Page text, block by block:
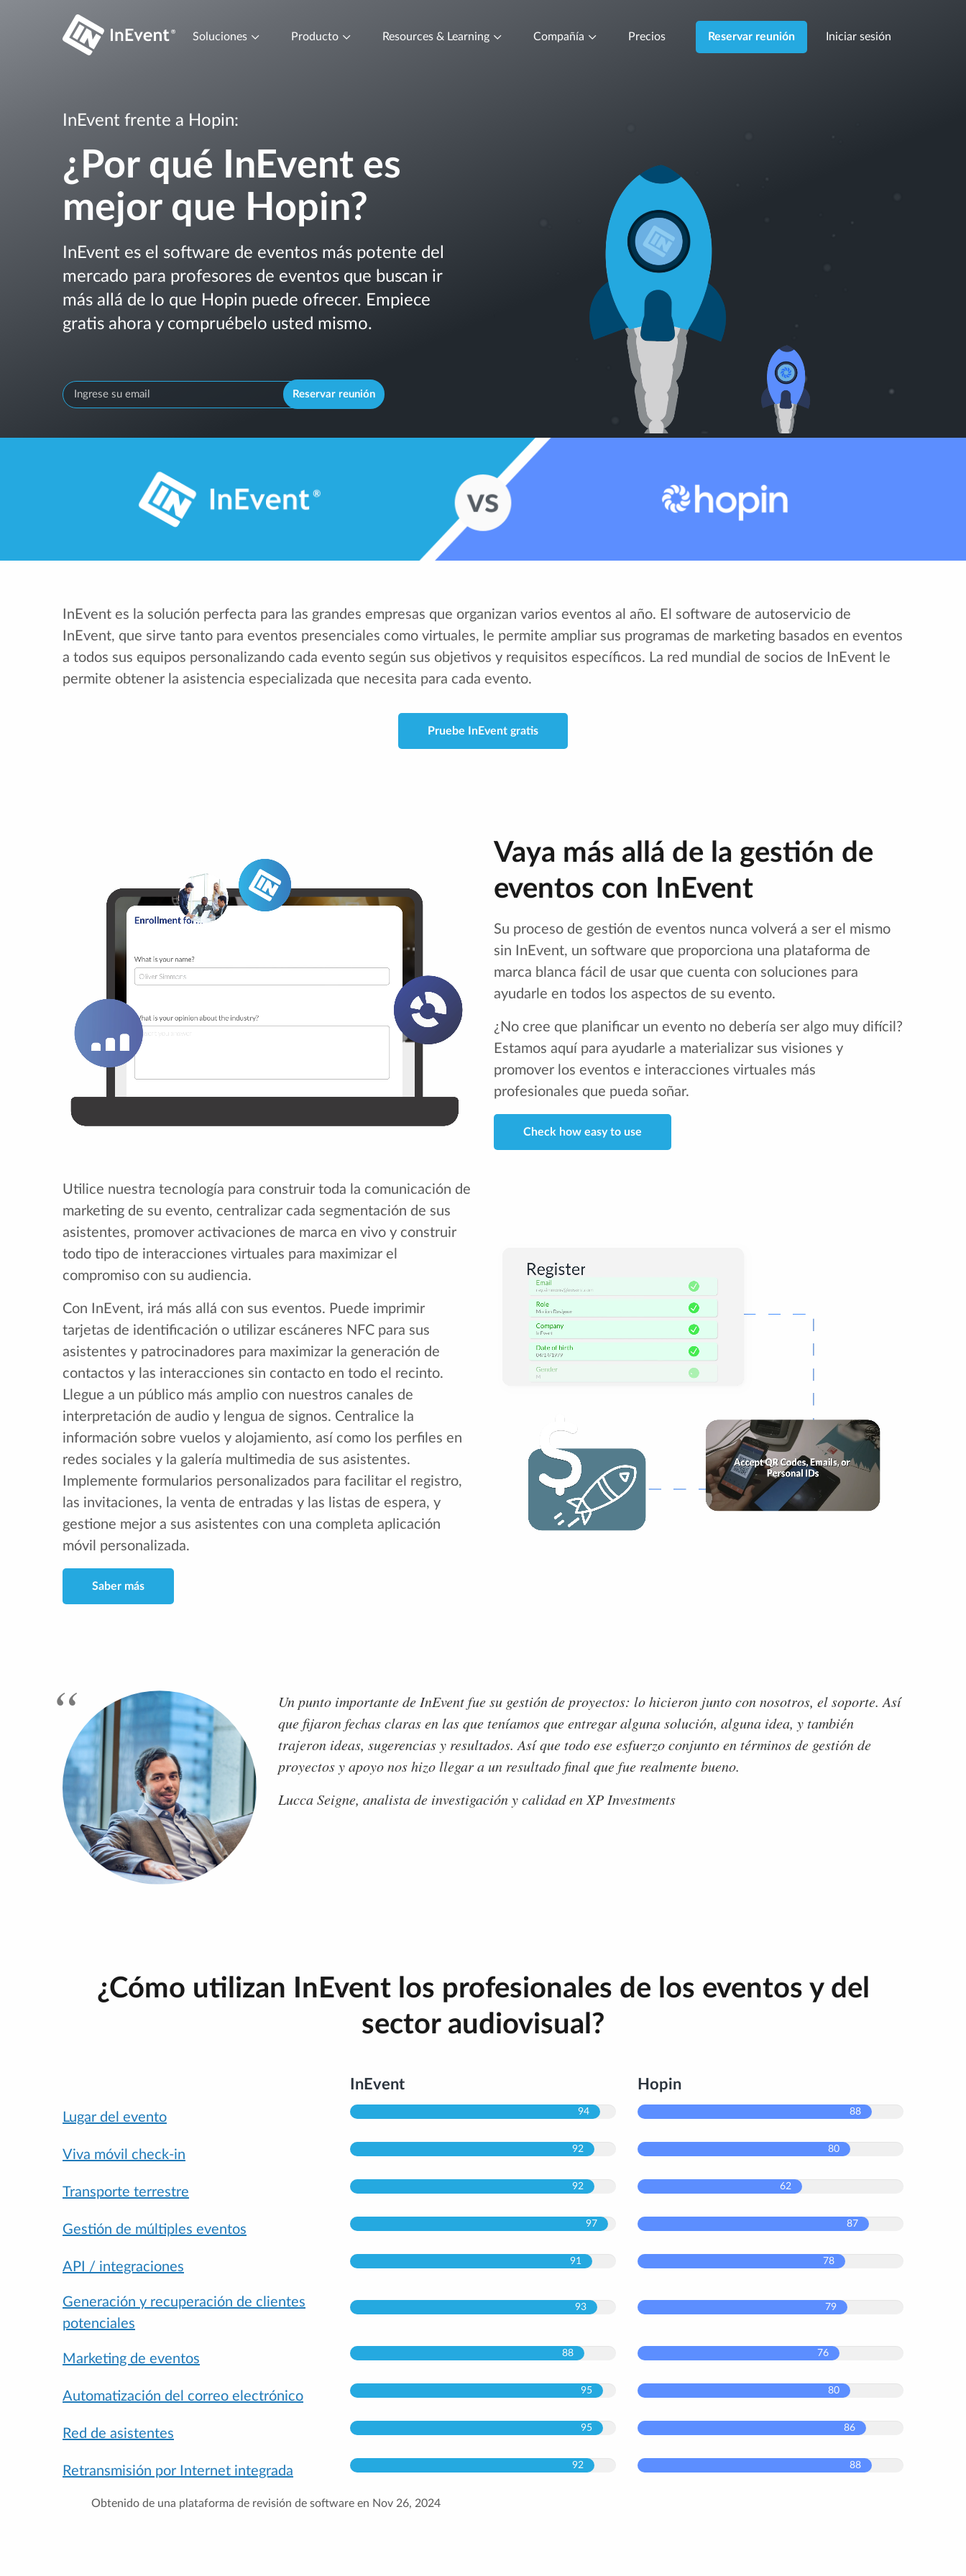
Soluciones Producto Resources & Learning Compañía Precios Reservar reunión Iniciar sesión
InEvent frente a Hopin:
¿Por qué InEvent es
mejor que Hopin?
InEvent es el software de eventos más potente del
mercado para profesores de eventos que buscan ir
más allá de lo que Hopin puede ofrecer. Empiece
gratis ahora y compruébelo usted mismo.
Reservar reunión
InEvent es la solución perfecta para las grandes empresas que organizan varios eventos al año. El software de autoservicio de
InEvent, que sirve tanto para eventos presenciales como virtuales, le permite ampliar sus programas de marketing basados en eventos
a todos sus equipos personalizando cada evento según sus objetivos y requisitos específicos. La red mundial de socios de InEvent le
permite obtener la asistencia especializada que necesita para cada evento.
Pruebe InEvent gratis
Vaya más allá de la gestión de
eventos con InEvent
Su proceso de gestión de eventos nunca volverá a ser el mismo
sin InEvent, un software que proporciona una plataforma de
marca blanca fácil de usar que cuenta con soluciones para
ayudarle en todos los aspectos de su evento.
¿No cree que planificar un evento no debería ser algo muy difícil?
Estamos aquí para ayudarle a materializar sus visiones y
promover los eventos e interacciones virtuales más
profesionales que pueda soñar.
Check how easy to use
Utilice nuestra tecnología para construir toda la comunicación de
marketing de su evento, centralizar cada segmentación de sus
asistentes, promover activaciones de marca en vivo y construir
todo tipo de interacciones virtuales para maximizar el
compromiso con su audiencia.
Con InEvent, irá más allá con sus eventos. Puede imprimir
tarjetas de identificación o utilizar escáneres NFC para sus
asistentes y patrocinadores para maximizar la generación de
contactos y las interacciones sin contacto en todo el recinto.
Llegue a un público más amplio con nuestros canales de
interpretación de audio y lengua de signos. Centralice la
información sobre vuelos y alojamiento, así como los perfiles en
redes sociales y la galería multimedia de sus asistentes.
Implemente formularios personalizados para facilitar el registro,
las invitaciones, la venta de entradas y las listas de espera, y
gestione mejor a sus asistentes con una completa aplicación
móvil personalizada.
Saber más
Un punto importante de InEvent fue su gestión de proyectos: lo hicieron junto con nosotros, el soporte. Así
que fijaron fechas claras en las que teníamos que entregar alguna solución, alguna idea, y también
trajeron ideas, sugerencias y resultados. Así que todo ese esfuerzo conjunto en términos de gestión de
proyectos y apoyo nos hizo llegar a un resultado final que fue realmente bueno.
Lucca Seigne, analista de investigación y calidad en XP Investments
¿Cómo utilizan InEvent los profesionales de los eventos y del
sector audiovisual?
InEvent Hopin
Lugar del evento 94 88
Viva móvil check-in 92 80
Transporte terrestre 92 62
Gestión de múltiples eventos 97 87
API / integraciones 91 78
Generación y recuperación de clientes
potenciales
93 79
Marketing de eventos 88 76
Automatización del correo electrónico 95 80
Red de asistentes 95 86
Retransmisión por Internet integrada 92 88
Obtenido de una plataforma de revisión de software en Nov 26, 2024